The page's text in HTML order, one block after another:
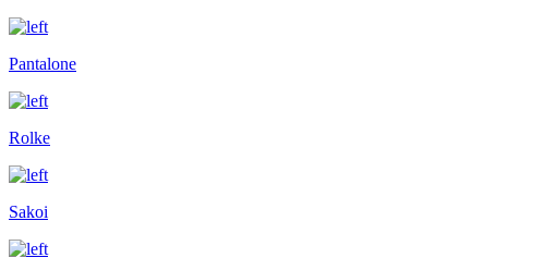
Pantalone
Rolke
Sakoi